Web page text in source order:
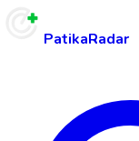
PatikaRadar